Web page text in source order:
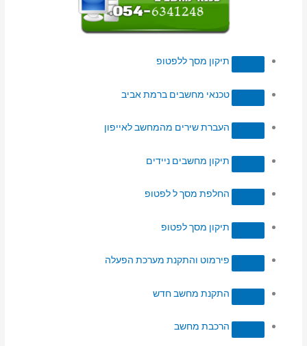
תיקון מסך ללפטופ
טכנאי מחשבים ברמת אביב
העברת שירים מהמחשב לאייפון
תיקון מחשבים ניידים
החלפת מסך ל לפטופ
תיקון מסך לפטופ
פירמוט והתקנת מערכת הפעלה
התקנת מחשב חדש
הרכבת מחשב